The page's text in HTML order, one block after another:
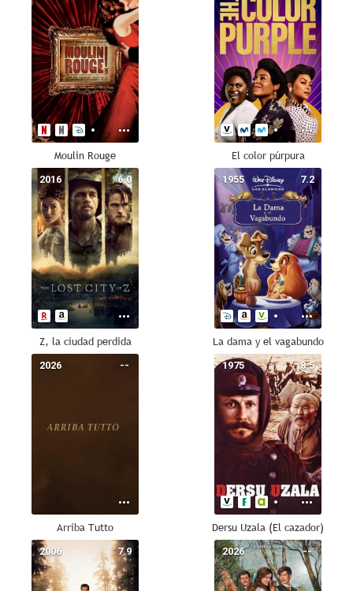
Moulin Rouge El color púrpura
6.0
2016
Z, la ciudad perdida
7.2
1955
La dama y el vagabundo
--
2026
Arriba Tutto
8.5
1975
Dersu Uzala (El cazador)
7.9
2006 --
2026